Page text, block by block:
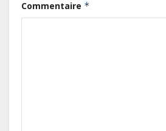
Commentaire *